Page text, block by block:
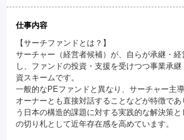
仕事内容
【サーチファンドとは？】
サーチャー（経営者候補）が、自らが承継・
し、ファンドの投資・支援を受けつつ事業承
資スキームです。
一般的なPEファンドと異なり、サーチャー主
オーナーとも直接対話することなどが特徴で
う日本の構造的課題に対する実践的な解決策
の切り札として近年存在感を高めています。